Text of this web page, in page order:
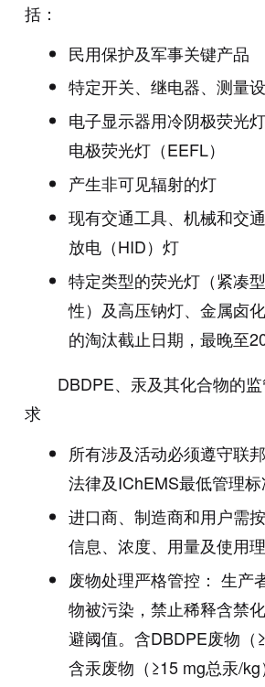
括：
民用保护及军事关键产品
特定开关、继电器、测量
电子显示器用冷阴极荧光
电极荧光灯（EEFL）
产生非可见辐射的灯
现有交通工具、机械和交
放电（HID）灯
特定类型的荧光灯（紧凑
性）及高压钠灯、金属卤
的淘汰截止日期，最晚至
DBDPE、汞及其化合物的
求
所有涉及活动必须遵守联
法律及IChEMS最低管理标
进口商、制造商和用户需
信息、浓度、用量及使用理
废物处理严格管控： 生产
物被污染，禁止稀释含禁
避阈值。含DBDPE废物（
含汞废物（≥15 mg总汞/